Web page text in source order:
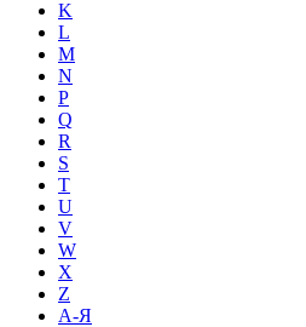
K
L
M
N
P
Q
R
S
T
U
V
W
X
Z
А-Я